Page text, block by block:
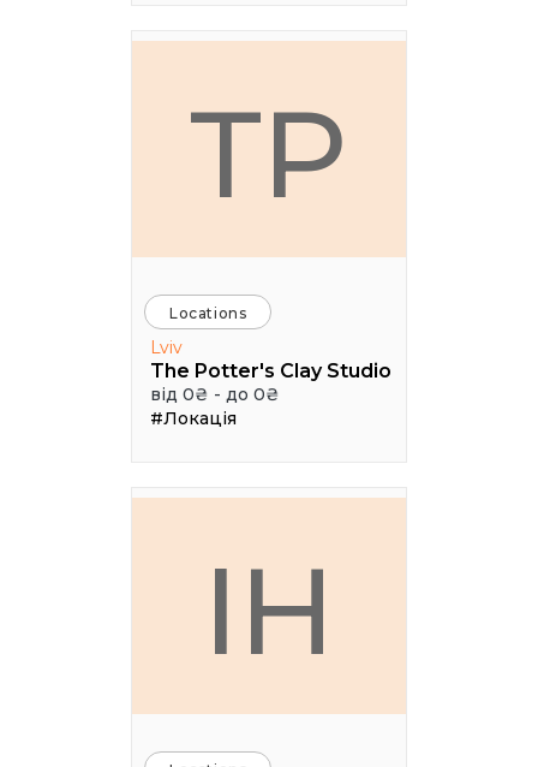
TP
Locations
Lviv
The Potter's Clay Studio
від 0₴ - до 0₴
#Локація
IH